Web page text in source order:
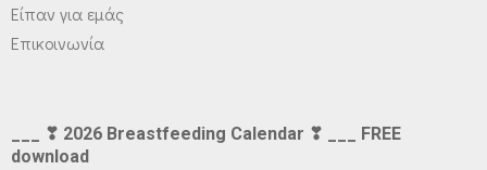
Είπαν για εμάς
Επικοινωνία
___ ❣ 2026 Breastfeeding Calendar ❣ ___ FREE
download